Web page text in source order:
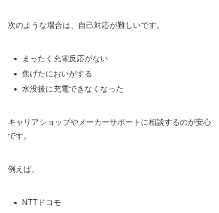
次のような場合は、自己対応が難しいです。
まったく充電反応がない
焦げたにおいがする
水没後に充電できなくなった
キャリアショップやメーカーサポートに相談するのが安心
です。
例えば、
NTTドコモ